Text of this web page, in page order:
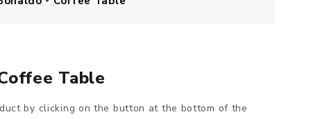
Table
by clicking on the button at the bottom of the